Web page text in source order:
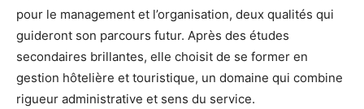
pour le management et l’organisation, deux qualités qui
guideront son parcours futur. Après des études
secondaires brillantes, elle choisit de se former en
gestion hôtelière et touristique, un domaine qui combine
rigueur administrative et sens du service.